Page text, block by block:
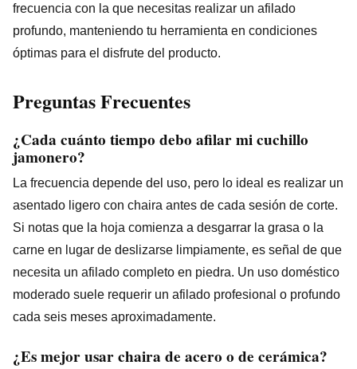
frecuencia con la que necesitas realizar un afilado
profundo, manteniendo tu herramienta en condiciones
óptimas para el disfrute del producto.
Preguntas Frecuentes
¿Cada cuánto tiempo debo afilar mi cuchillo
jamonero?
La frecuencia depende del uso, pero lo ideal es realizar un
asentado ligero con chaira antes de cada sesión de corte.
Si notas que la hoja comienza a desgarrar la grasa o la
carne en lugar de deslizarse limpiamente, es señal de que
necesita un afilado completo en piedra. Un uso doméstico
moderado suele requerir un afilado profesional o profundo
cada seis meses aproximadamente.
¿Es mejor usar chaira de acero o de cerámica?